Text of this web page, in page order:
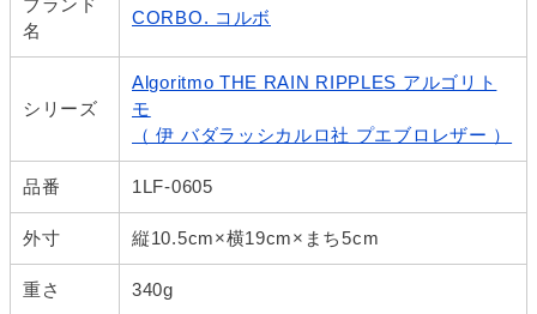
ブランド
名
CORBO. コルボ
シリーズ
Algoritmo THE RAIN RIPPLES アルゴリト
モ
（ 伊 バダラッシカルロ社 プエブロレザー ）
品番 1LF-0605
外寸 縦10.5cm×横19cm×まち5cm
重さ 340g